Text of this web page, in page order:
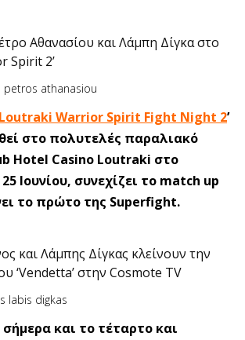
Αθανασίου και Λάμπη Δίγκα στο
Spirit 2’
Warrior Spirit Fight Night 2’
στο πολυτελές παραλιακό
Hotel Casino Loutraki στο
Ιουνίου, συνεχίζει το match up
το πρώτο της Superfight.
και Λάμπης Δίγκας κλείνουν την
‘Vendetta’ στην Cosmote TV
και το τέταρτο και